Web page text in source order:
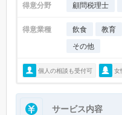
得意分野 顧問税理士
得意業種 飲食 教育
その他
個人の相談も受付可 女
サービス内容